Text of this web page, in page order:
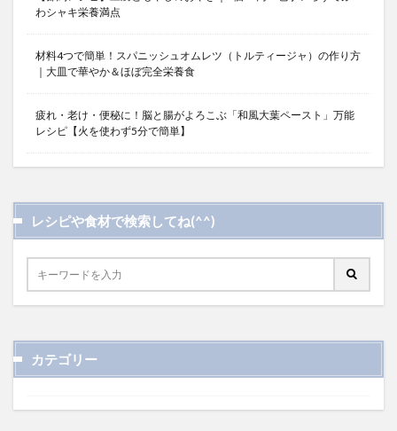
わシャキ栄養満点
材料4つで簡単！スパニッシュオムレツ（トルティージャ）の作り方
｜大皿で華やか＆ほぼ完全栄養食
疲れ・老け・便秘に！脳と腸がよろこぶ「和風大葉ペースト」万能
レシピ【火を使わず5分で簡単】
レシピや食材で検索してね(^^)
カテゴリー